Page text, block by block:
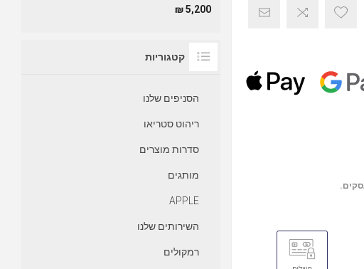
5,200 ₪
קטגוריות
הסניפים שלנו
ריהוט סטריאו
סדרות מוצרים
מותגים
APPLE
השירותים שלנו
רמקולים